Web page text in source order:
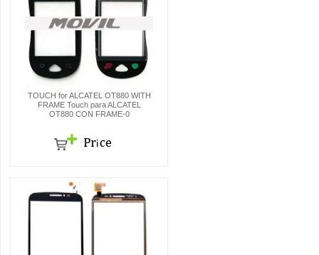
TOUCH for ALCATEL OT880 WITH
FRAME Touch para ALCATEL
OT880 CON FRAME-0